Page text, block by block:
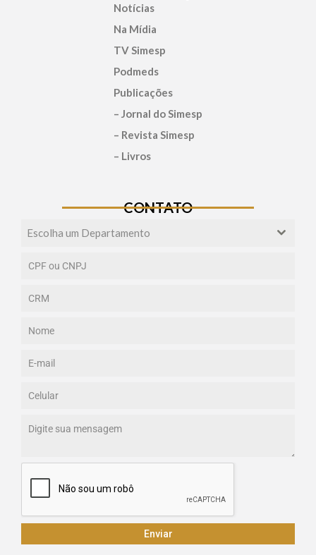
Notícias
Na Mídia
TV Simesp
Podmeds
Publicações
– Jornal do Simesp
– Revista Simesp
– Livros
CONTATO
Escolha um Departamento
Enviar